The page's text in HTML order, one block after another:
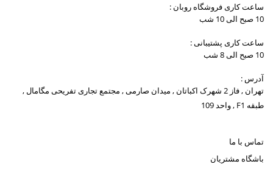
ساعت کاری فروشگاه روبان :
10 صبح الی 10 شب
ساعت کاری پشتیبانی :
10 صبح الی 8 شب
آدرس :
تهران , فاز 2 شهرک اکباتان , میدان صارمی , مجتمع تجاری تفریحی مگامال ,
طبقه F1 , واحد 109
تماس با ما
باشگاه مشتریان